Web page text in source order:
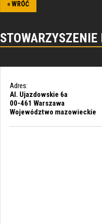
« WRÓĆ
STOWARZYSZENIE
Adres:
Al. Ujazdowskie 6a
00-461 Warszawa
Województwo mazowieckie